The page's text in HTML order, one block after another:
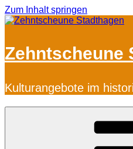
Zum Inhalt springen
Zehntscheune
Kulturangebote im